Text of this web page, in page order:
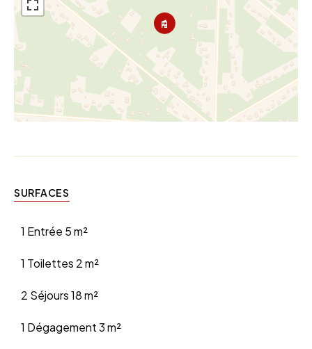
SURFACES
1 Entrée 5 m²
1 Toilettes 2 m²
2 Séjours18 m²
1 Dégagement3 m²